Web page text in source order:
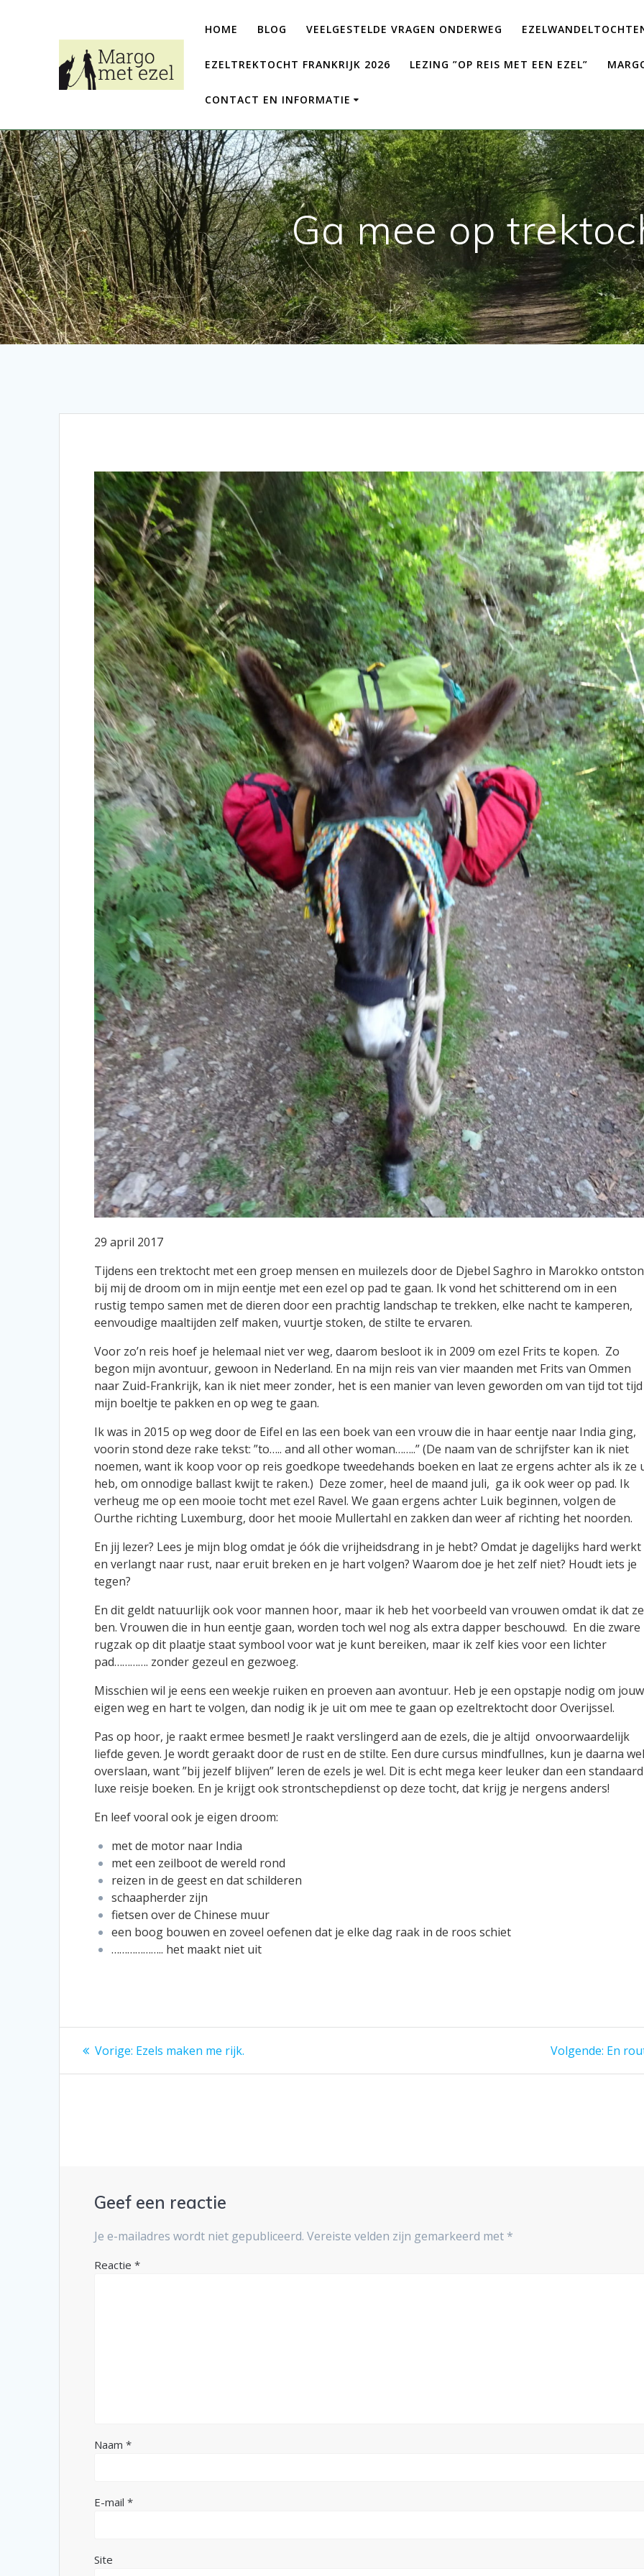
HOME BLOG VEELGESTELDE VRAGEN ONDERWEG
EZELTREKTOCHT FRANKRIJK 2026 LEZING ”OP REIS MET EEN EZEL”
CONTACT EN INFORMATIE
Ga mee op
29 april 2017
Tijdens een trektocht met een groep mensen en muilezels door de Djebel Saghro in Marokko
bij mij de droom om in mijn eentje met een ezel op pad te gaan. Ik vond het schitterend om in een
rustig tempo samen met de dieren door een prachtig landschap te trekken, elke nacht te kamperen,
eenvoudige maaltijden zelf maken, vuurtje stoken, de stilte te ervaren.
Voor zo’n reis hoef je helemaal niet ver weg, daarom besloot ik in 2009 om ezel Frits te kopen. Zo
begon mijn avontuur, gewoon in Nederland. En na mijn reis van vier maanden met Frits van Ommen
naar Zuid-Frankrijk, kan ik niet meer zonder, het is een manier van leven geworden om van tijd tot tijd
mijn boeltje te pakken en op weg te gaan.
Ik was in 2015 op weg door de Eifel en las een boek van een vrouw die in haar eentje naar India ging,
voorin stond deze rake tekst: ”to….. and all other woman……..” (De naam van de schrijfster kan ik niet
noemen, want ik koop voor op reis goedkope tweedehands boeken en laat ze ergens achter als ik ze
heb, om onnodige ballast kwijt te raken.) Deze zomer, heel de maand juli, ga ik ook weer op pad. Ik
verheug me op een mooie tocht met ezel Ravel. We gaan ergens achter Luik beginnen, volgen de
Ourthe richting Luxemburg, door het mooie Mullertahl en zakken dan weer af richting het noorden.
En jij lezer? Lees je mijn blog omdat je óók die vrijheidsdrang in je hebt? Omdat je dagelijks hard werkt
en verlangt naar rust, naar eruit breken en je hart volgen? Waarom doe je het zelf niet? Houdt iets je
tegen?
En dit geldt natuurlijk ook voor mannen hoor, maar ik heb het voorbeeld van vrouwen omdat ik dat
ben. Vrouwen die in hun eentje gaan, worden toch wel nog als extra dapper beschouwd. En die zware
rugzak op dit plaatje staat symbool voor wat je kunt bereiken, maar ik zelf kies voor een lichter
pad…………. zonder gezeul en gezwoeg.
Misschien wil je eens een weekje ruiken en proeven aan avontuur. Heb je een opstapje nodig om jouw
eigen weg en hart te volgen, dan nodig ik je uit om mee te gaan op ezeltrektocht door Overijssel.
Pas op hoor, je raakt ermee besmet! Je raakt verslingerd aan de ezels, die je altijd onvoorwaardelijk
liefde geven. Je wordt geraakt door de rust en de stilte. Een dure cursus mindfullnes, kun je daarna
overslaan, want ”bij jezelf blijven” leren de ezels je wel. Dit is echt mega keer leuker dan een standaard
luxe reisje boeken. En je krijgt ook strontschepdienst op deze tocht, dat krijg je nergens anders!
En leef vooral ook je eigen droom:
met de motor naar India
met een zeilboot de wereld rond
reizen in de geest en dat schilderen
schaapherder zijn
fietsen over de Chinese muur
een boog bouwen en zoveel oefenen dat je elke dag raak in de roos schiet
……………….. het maakt niet uit
Bericht
navigatie
Vorige: Vorig
Ezels maken me rijk. Volgende: En
Geef een reactie
Je e-mailadres wordt niet gepubliceerd. Vereiste velden zijn gemarkeerd met *
Reactie*
Naam*
E-mail*
Site